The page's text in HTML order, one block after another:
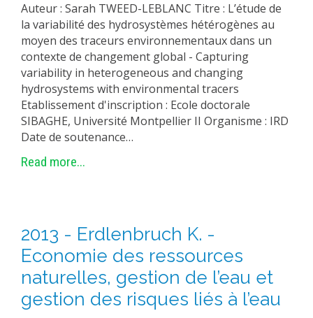
Auteur : Sarah TWEED-LEBLANC Titre : L’étude de
la variabilité des hydrosystèmes hétérogènes au
moyen des traceurs environnementaux dans un
contexte de changement global - Capturing
variability in heterogeneous and changing
hydrosystems with environmental tracers
Etablissement d'inscription : Ecole doctorale
SIBAGHE, Université Montpellier II Organisme : IRD
Date de soutenance…
Read more...
2013 - Erdlenbruch K. -
Economie des ressources
naturelles, gestion de l’eau et
gestion des risques liés à l’eau